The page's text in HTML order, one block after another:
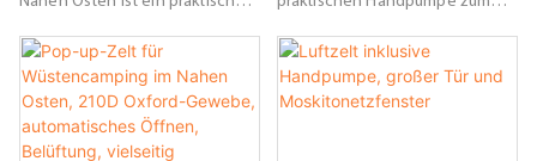
für das Angeln in dieser Region
entwickelt wurde. Es lässt sich
einfach aufbauen und ist robust
konstruiert. Das Zelt schützt vor
geräumigen, großen Tür für
bequemen Zugang geliefert.